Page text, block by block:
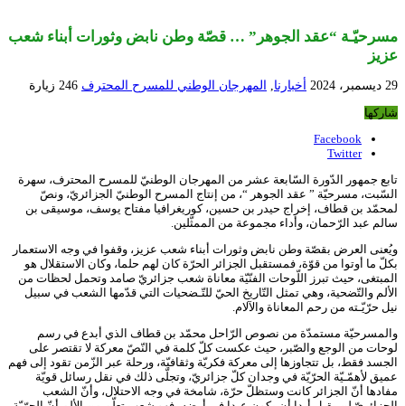
مسرحيّـة “عقد الجوهر” … قصّة وطن نابض وثورات أبناء شعب
عزيز
29 ديسمبر، 2024 أخبارنا, المهرجان الوطني للمسرح المحترف 246 زيارة
شاركها
Facebook
Twitter
تابع جمهور الدّورة السّابعة عشر من المهرجان الوطنيّ للمسرح المحترف، سهرة
السّبت، مسرحيّة ” عقد الجوهر “، من إنتاج المسرح الوطنيّ الجزائريّ، ونصّ
لمحمّد بن قطاف، إخراج حيدر بن حسين، كوريغرافيا مفتاح يوسف، موسيقى بن
سالم عبد الرّحمان، وأداء مجموعة من الممثّلين.
ويُعنى العرض بقصّة وطن نابض وثورات أبناء شعب عزيز، وقفوا في وجه الاستعمار
بكلّ ما أوتوا من قوّة، فمستقبل الجزائر الحرّة كان لهم حلما، وكان الاستقلال هو
المبتغى، حيث تبرز اللّوحات الفنّيّة معاناة شعب جزائريّ صامد وتحمل لحظات من
الألم والتّضحية، وهي تمثل التّاريخ الحيّ للتّـضحيات التي قدّمها الشعب في سبيل
نيل حرّيّـته من رحم المعاناة والآلام.
والمسرحيّة مستمدّة من نصوص الرّاحل محمّد بن قطاف الذي أبدع في رسم
لوحات من الوجع والصّبر، حيث عكست كلّ كلمة في النّصّ معركة لا تقتصر على
الجسد فقط، بل تتجاوزها إلى معركة فكريّة وثقافيّة، ورحلة عبر الزّمن تقود إلى فهم
عميق لأهمّـيّة الحرّيّة في وجدان كلّ جزائريّ، وتجلّى ذلك في نقل رسائل قويّة
مفادها أنّ الجزائر كانت وستظلّ حرّة، شامخة في وجه الاحتلال، وأنّ الشعب